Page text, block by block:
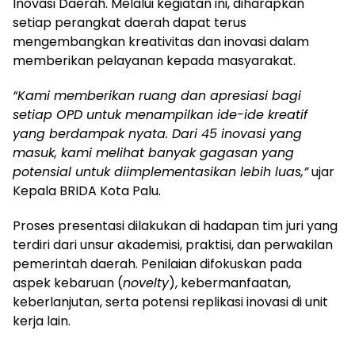
setiap perangkat daerah dapat terus
mengembangkan kreativitas dan inovasi dalam
memberikan pelayanan kepada masyarakat.
“Kami memberikan ruang dan apresiasi bagi
setiap OPD untuk menampilkan ide-ide kreatif
yang berdampak nyata. Dari 45 inovasi yang
masuk, kami melihat banyak gagasan yang
potensial untuk diimplementasikan lebih luas,”ujar
Kepala BRIDA Kota Palu.
Proses presentasi dilakukan di hadapan tim juri yang
terdiri dari unsur akademisi, praktisi, dan perwakilan
pemerintah daerah. Penilaian difokuskan pada
aspek kebaruan (novelty), kebermanfaatan,
keberlanjutan, serta potensi replikasi inovasi di unit
kerja lain.